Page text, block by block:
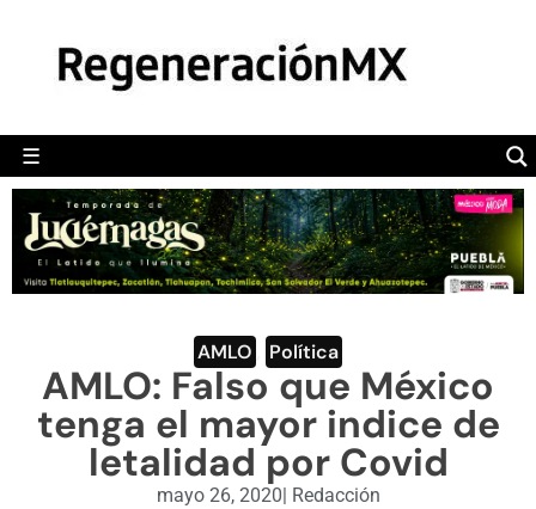
☰
POLÍTICA
CAMALEÓN
OPINIÓN
DEPORTES
ENGLISH SECTION
VIDEOS
AMLO Política
AMLO: Falso que México
tenga el mayor indice de
letalidad por Covid
mayo 26, 2020| Redacción